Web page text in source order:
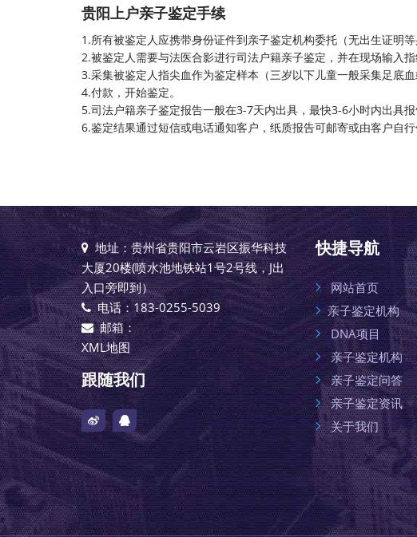
贵阳上户亲子鉴定手续
1.所有被鉴定人应携带身份证件到亲子鉴定机构委托（无出生证明
2.被鉴定人需要与法医合影进行司法户籍亲子鉴定 ，并在现场输入指
3.采集被鉴定人指尖血作为鉴定样本（三岁以下儿童一般采集足底血
4.付款，开始鉴定。
5.司法户籍亲子鉴定报告一般在3-7天内出具，最快3-6小时内出具报
6.鉴定结果通过短信或电话通知客户，纸质报告可邮寄或由客户自行
地址：贵州省贵阳市云岩区振华科技
大厦20楼(喷水池地铁站1号2号线，J出
入口旁即到）
电话：183-0255-5039
邮箱：
XML地图
跟随我们
快捷导航
网站首页
亲子鉴定机构
DNA项目
亲子鉴定机构
亲子鉴定问答
亲子鉴定资讯
关于我们